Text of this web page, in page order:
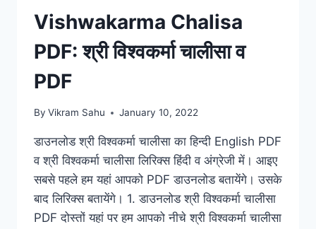
Vishwakarma Chalisa
PDF: श्री विश्वकर्मा चालीसा व
PDF
By Vikram Sahu January 10, 2022
डाउनलोड श्री विश्वकर्मा चालीसा का हिन्दी English PDF
व श्री विश्वकर्मा चालीसा लिरिक्स हिंदी व अंग्रेजी में। आइए
सबसे पहले हम यहां आपको PDF डाउनलोड बतायेंगे। उसके
बाद लिरिक्स बतायेंगे। 1. डाउनलोड श्री विश्वकर्मा चालीसा
PDF दोस्तों यहां पर हम आपको नीचे श्री विश्वकर्मा चालीसा